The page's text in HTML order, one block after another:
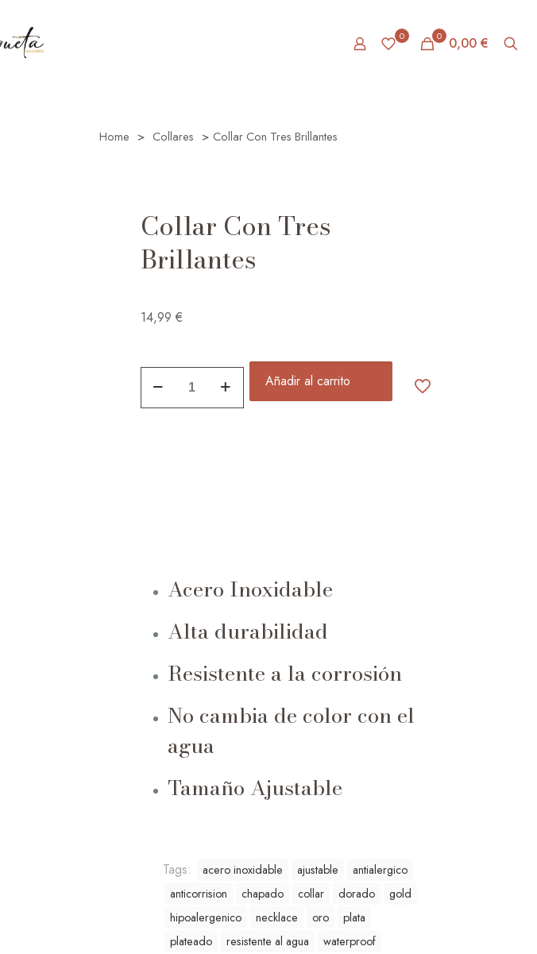
0 0 0,00 €
Home > Collares > Collar Con Tres Brillantes
Collar Con Tres
Brillantes
14,99 €
Con
Tres
Añadir al carrito
Acero Inoxidable
Alta durabilidad
Resistente a la corrosión
No cambia de color con el
agua
Tamaño Ajustable
Tags: acero inoxidable ajustable
antialergico
anticorrision
chapado collar dorado
gold
hipoalergenico
necklace oro
plata
plateado
resistente al agua waterproof